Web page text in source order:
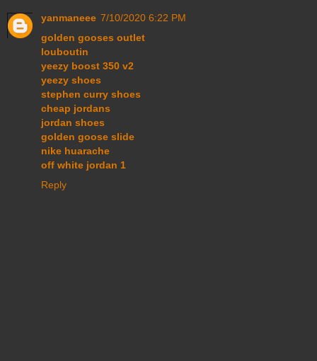
yanmaneee 7/10/2020 6:22 PM
golden gooses outlet
louboutin
yeezy boost 350 v2
yeezy shoes
stephen curry shoes
cheap jordans
jordan shoes
golden goose slide
nike huarache
off white jordan 1
Reply